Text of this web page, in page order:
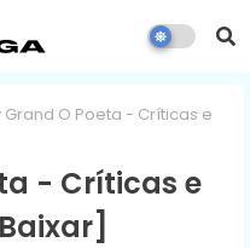
Grand O Poeta - Críticas e
- Críticas e